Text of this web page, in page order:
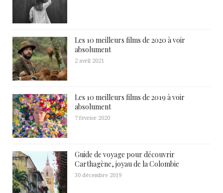
Les 10 meilleurs films de 2020 à voir
absolument
2 avril 2021
Les 10 meilleurs films de 2019 à voir
absolument
7 février 2020
Guide de voyage pour découvrir
Carthagène, joyau de la Colombie
30 décembre 2019